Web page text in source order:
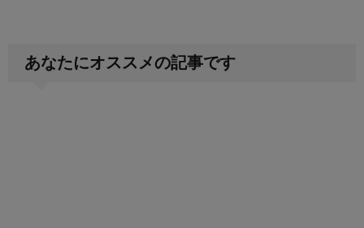
あなたにオススメの記事です